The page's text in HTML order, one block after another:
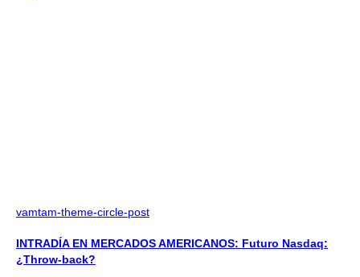
vamtam-theme-circle-post
INTRADÍA EN MERCADOS AMERICANOS: Futuro Nasdaq:
¿Throw-back?